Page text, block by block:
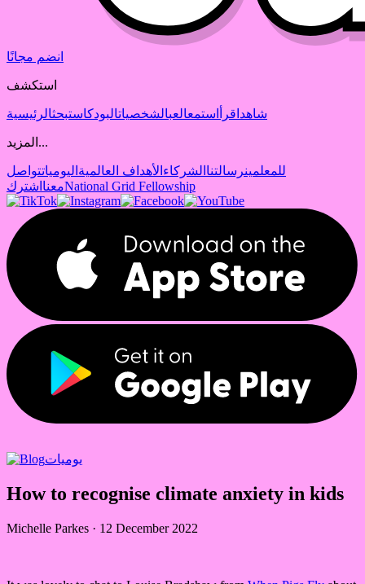
انضم مجانًا
استكشف
شاهد اقرأ استمعالعبالشخصياتالبودكاستبحثالرئيسية
المزيد...
للمعلمينرسالتنا الشركاء الأهداف العالمية اليومياتتواصل
معنا اشترك National Grid Fellowship
يوميات
How to recognise climate anxiety in kids
Michelle Parkes · 12 December 2022